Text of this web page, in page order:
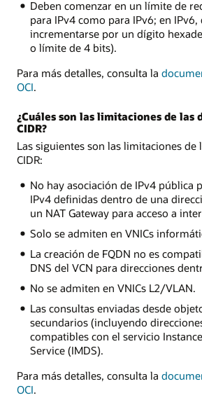
Deben comenzar en un límite de
para IPv4 como para IPv6; en IPv6,
incrementarse por un dígito
o límite de 4 bits).
Para más detalles, consulta la
OCI.
¿Cuáles son las limitaciones de las
CIDR?
Las siguientes son las limitaciones de
CIDR:
No hay asociación de IPv4 pública
IPv4 definidas dentro de una
un NAT Gateway para acceso a
Solo se admiten en VNICs
La creación de FQDN no es
DNS del VCN para direcciones
No se admiten en VNICs L2/VLAN.
Las consultas enviadas desde
secundarios (incluyendo
compatibles con el servicio
Service (IMDS).
Para más detalles, consulta la
OCI.